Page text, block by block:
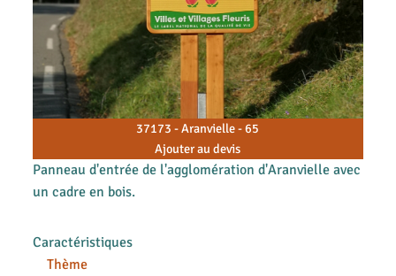
37173 - Aranvielle - 65
Ajouter au devis
Panneau d'entrée de l'agglomération d'Aranvielle avec
un cadre en bois.
Caractéristiques
Thème